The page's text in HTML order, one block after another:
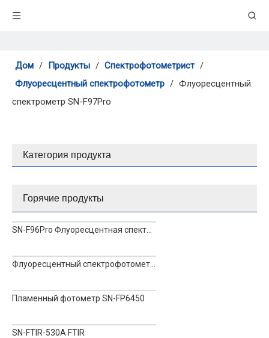
Дом / Продукты / Спектрофотометрист /
Флуоресцентный спектрофотометр / Флуоресцентный
спектрометр SN-F97Pro
Категория продукта
Горячие продукты
Пламенный фотометр SN-FP6450
SN-FTIR-530A FTIR